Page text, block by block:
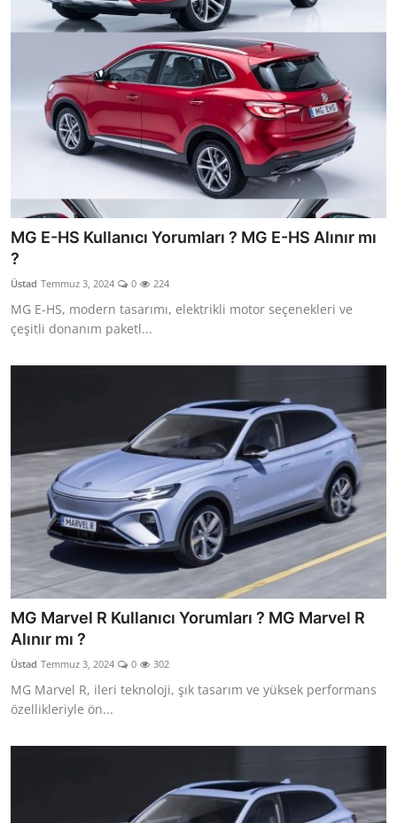
MG E-HS Kullanıcı Yorumları ? MG E-HS Alınır mı
?
Üstad Temmuz 3, 2024 0 224
MG E-HS, modern tasarımı, elektrikli motor seçenekleri ve
çeşitli donanım paketl...
MG Marvel R Kullanıcı Yorumları ? MG Marvel R
Alınır mı ?
Üstad Temmuz 3, 2024 0 302
MG Marvel R, ileri teknoloji, şık tasarım ve yüksek performans
özellikleriyle ön...